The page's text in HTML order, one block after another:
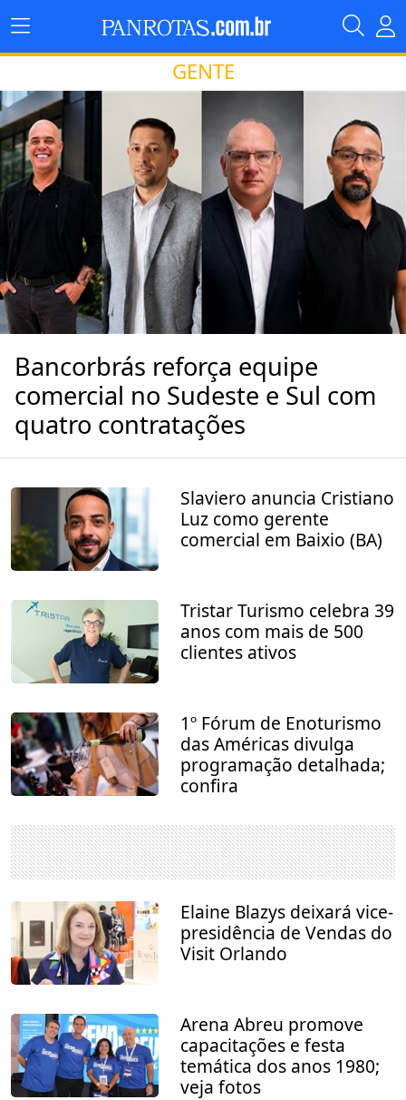
GENTE
Bancorbrás reforça equipe
comercial no Sudeste e Sul com
quatro contratações
Slaviero anuncia Cristiano
Luz como gerente
comercial em Baixio (BA)
Tristar Turismo celebra 39
anos com mais de 500
clientes ativos
1º Fórum de Enoturismo
das Américas divulga
programação detalhada;
confira
Elaine Blazys deixará vice-
presidência de Vendas do
Visit Orlando
Arena Abreu promove
capacitações e festa
temática dos anos 1980;
veja fotos